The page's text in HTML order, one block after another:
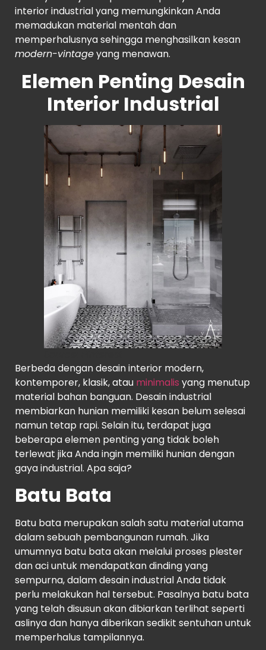
interior industrial yang memungkinkan Anda
memadukan material mentah dan
memperhalusnya sehingga menghasilkan kesan
modern-vintageyang menawan.
Elemen Penting Desain
Interior Industrial
Berbeda dengan desain interior modern,
kontemporer, klasik, atau minimalis yang menutup
material bahan banguan. Desain industrial
membiarkan hunian memiliki kesan belum selesai
namun tetap rapi. Selain itu, terdapat juga
beberapa elemen penting yang tidak boleh
terlewat jika Anda ingin memiliki hunian dengan
gaya industrial. Apa saja?
Batu Bata
Batu bata merupakan salah satu material utama
dalam sebuah pembangunan rumah. Jika
umumnya batu bata akan melalui proses plester
dan aci untuk mendapatkan dinding yang
sempurna, dalam desain industrial Anda tidak
perlu melakukan hal tersebut. Pasalnya batu bata
yang telah disusun akan dibiarkan terlihat seperti
aslinya dan hanya diberikan sedikit sentuhan untuk
memperhalus tampilannya.